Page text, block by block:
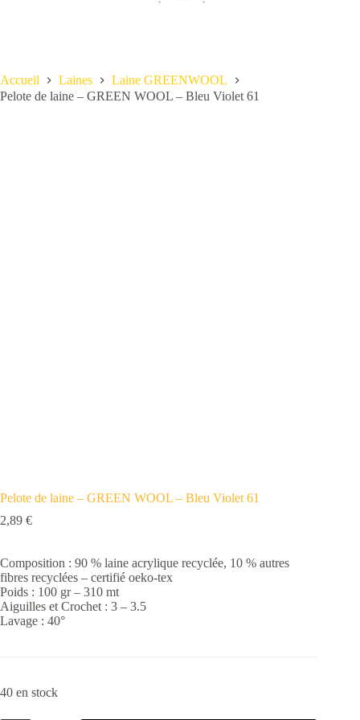
Accueil Laines
Laine GREENWOOL
Pelote de laine – GREEN WOOL – Bleu Violet 61
Pelote de laine – GREEN WOOL – Bleu Violet 61
2,89 €
Composition : 90 % laine acrylique recyclée, 10 % autres
fibres recyclées – certifié oeko-tex
Poids : 100 gr – 310 mt
Aiguilles et Crochet : 3 – 3.5
Lavage : 40°
40 en stock